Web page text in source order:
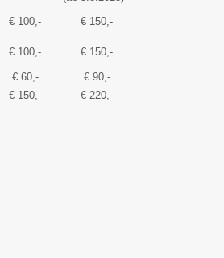
€ 100,- € 150,-
€ 100,- € 150,-
€ 60,-
€ 90,-
€ 150,- € 220,-